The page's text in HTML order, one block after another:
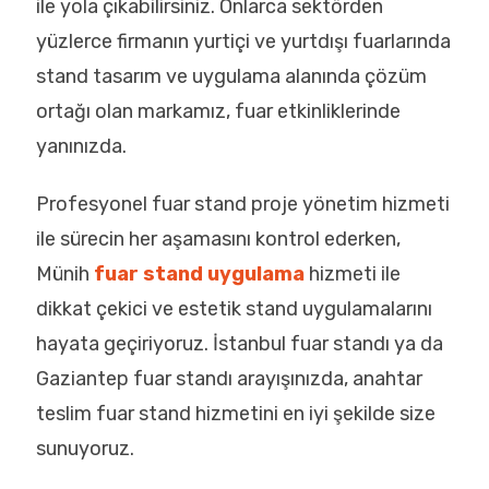
ile yola çıkabilirsiniz. Onlarca sektörden
yüzlerce firmanın yurtiçi ve yurtdışı fuarlarında
stand tasarım ve uygulama alanında çözüm
ortağı olan markamız, fuar etkinliklerinde
yanınızda.
Profesyonel fuar stand proje yönetim hizmeti
ile sürecin her aşamasını kontrol ederken,
Münih fuar stand uygulamahizmeti ile
dikkat çekici ve estetik stand uygulamalarını
hayata geçiriyoruz. İstanbul fuar standı ya da
Gaziantep fuar standı arayışınızda, anahtar
teslim fuar stand hizmetini en iyi şekilde size
sunuyoruz.